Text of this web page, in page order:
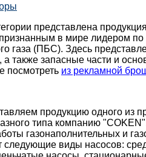
представлена
в мире лидером по
газа (ПБС). Здесь
а также запасные части и
посмотреть из рекламной
продукцию одного из
типа компанию
газонаполнительных и
следующие виды насосов: